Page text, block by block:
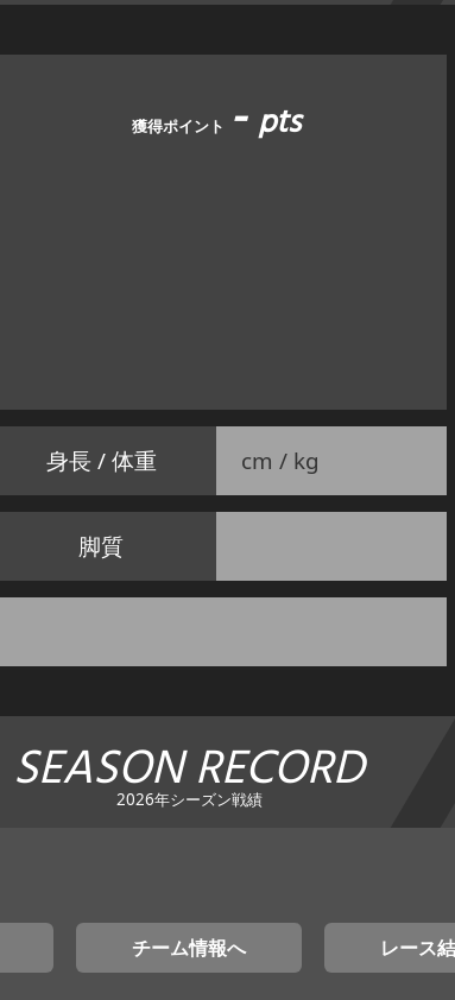
獲得ポイント -pts
身長 / 体重 cm / kg
脚質
SEASON RECORD
2026年シーズン戦績
チーム情報へ レース